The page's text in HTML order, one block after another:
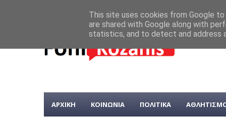
ΑΡΧΙΚΗ ΚΟΙΝΩΝΙΑ ΠΟΛΙΤΙΚΑ
This site uses cookies from Google
are shared with Google along with
statistics, and to detect and address